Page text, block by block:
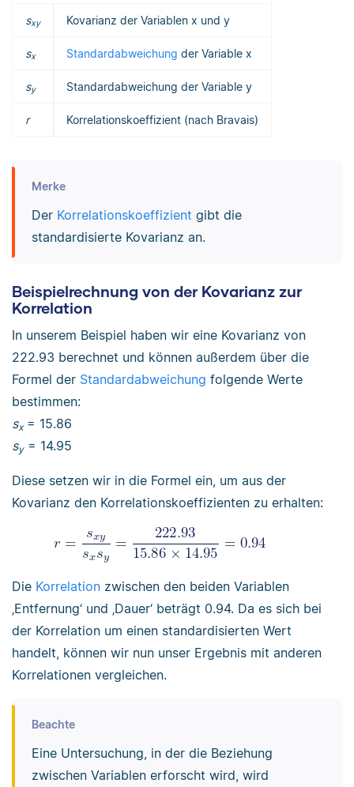
sxy Kovarianz der Variablen x und y
sx Standardabweichung der Variable x
sy Standardabweichung der Variable y
r Korrelationskoeffizient (nach Bravais)
Merke
Der Korrelationskoeffizient gibt die
standardisierte Kovarianz an.
Beispielrechnung von der Kovarianz zur
Korrelation
In unserem Beispiel haben wir eine Kovarianz von
222.93 berechnet und können außerdem über die
Formel der Standardabweichung folgende Werte
bestimmen:
sx= 15.86
sy= 14.95
Diese setzen wir in die Formel ein, um aus der
Kovarianz den Korrelationskoeffizienten zu erhalten:
Die Korrelation zwischen den beiden Variablen
‚Entfernung‘ und ‚Dauer‘ beträgt 0.94. Da es sich bei
der Korrelation um einen standardisierten Wert
handelt, können wir nun unser Ergebnis mit anderen
Korrelationen vergleichen.
Beachte
Eine Untersuchung, in der die Beziehung
zwischen Variablen erforscht wird, wird